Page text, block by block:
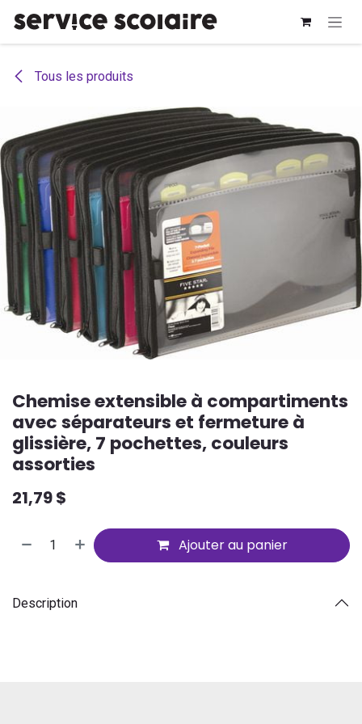
Tous les produits
Chemise extensible à compartiments
avec séparateurs et fermeture à
glissière, 7 pochettes, couleurs
assorties
21,79$
Ajouter au panier
Description